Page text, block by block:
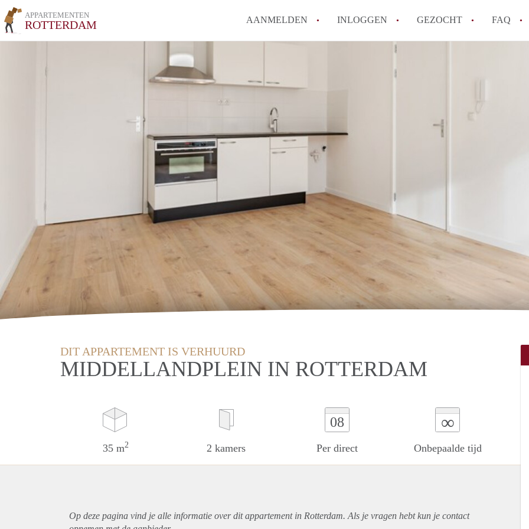
APPARTEMENTEN
ROTTERDAM AANMELDEN INLOGGEN GEZOCHT FAQ
How to translate AppartementRotterdam!
Hoeveel kost het om te reageren op een
Wat is de privacyverklaring van
DIT APPARTEMENT IS VERHUURD
MIDDELLANDPLEIN IN ROTTERDAM
35 m2 2 kamers
08
Per direct
∞
Onbepaalde tijd
Op deze pagina vind je alle informatie over ditappartementin Rotterdam. Als je vragen hebt kun je contact